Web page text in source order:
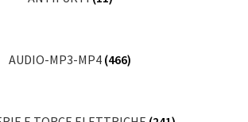
AUDIO-MP3-MP4 (466)